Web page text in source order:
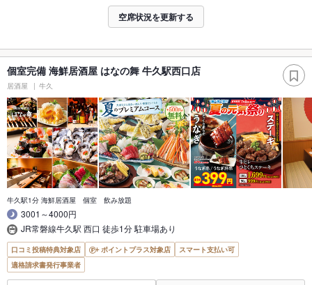
空席状況を更新する
個室完備 海鮮居酒屋 はなの舞 牛久駅西口店
居酒屋 牛久
牛久駅1分 海鮮居酒屋 個室 飲み放題
3001～4000円
JR常磐線牛久駅 西口 徒歩1分 駐車場あり
口コミ投稿特典対象店 ポイントプラス対象店
スマート支払い可
適格請求書発行事業者